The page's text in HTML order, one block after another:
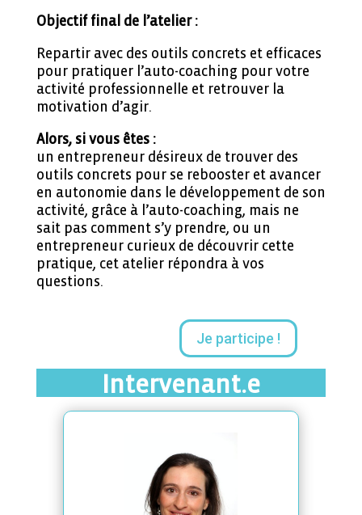
Objectif final de l’atelier :
Repartir avec des outils concrets et efficaces
pour pratiquer l’auto-coaching pour votre
activité professionnelle et retrouver la
motivation d’agir.
Alors, si vous êtes :
un entrepreneur désireux de trouver des
outils concrets pour se rebooster et avancer
en autonomie dans le développement de son
activité, grâce à l’auto-coaching, mais ne
sait pas comment s’y prendre, ou un
entrepreneur curieux de découvrir cette
pratique, cet atelier répondra à vos
questions.
Je participe !
Intervenant.e